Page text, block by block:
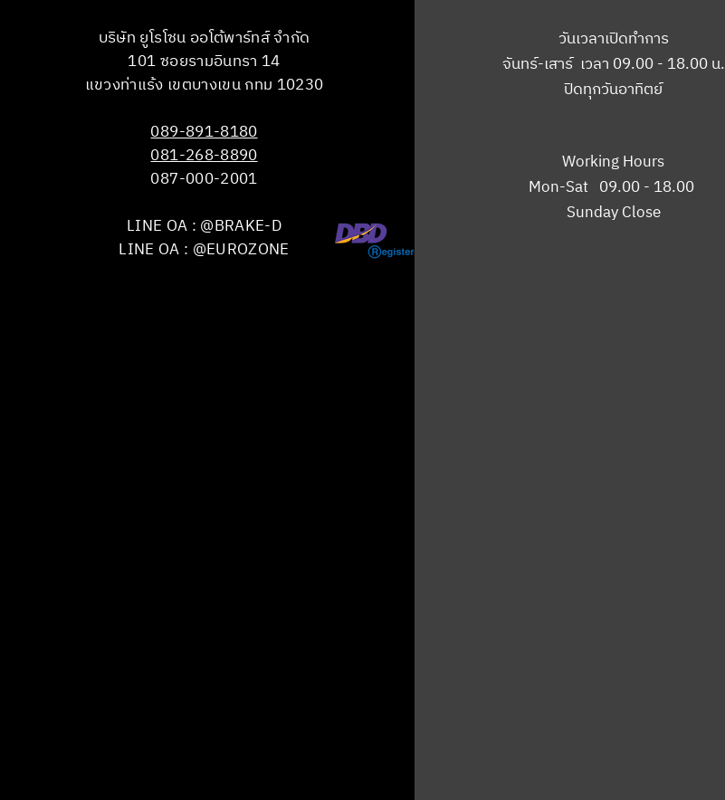
บริษัท ยูโรโซน ออโต้พาร์ทส์ จำกัด
101 ซอยรามอินทรา 14
แขวงท่าแร้ง เขตบางเขน กทม 10230
089-891-8180
081-268-8890
087-000-2001
LINE OA : @BRAKE-D
LINE OA : @EUROZONE
วันเวลาเปิดทำการ
จันทร์-เสาร์ เวลา 09.00 - 18.00 น.
ปิดทุกวันอาทิตย์
Working Hours
Mon-Sat 09.00 - 18.00
Sunday Close